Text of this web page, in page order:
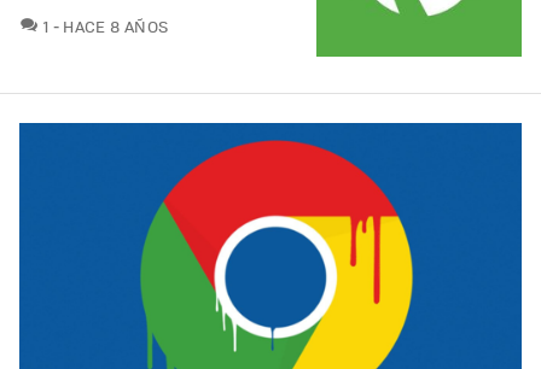
1 COMENTARIOS
HACE 8 AÑOS